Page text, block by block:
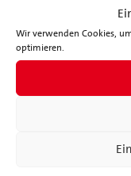
Wir verwenden Cookies,
optimieren.
SPD nimmt am
ein Jahr her,
spätere